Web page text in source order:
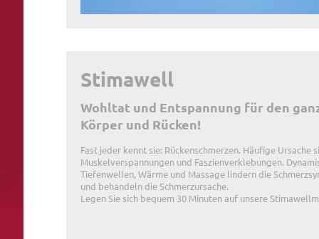
Stimawell
Wohltat und Entspannung für den
Körper und Rücken!
Fast jeder kennt sie: Rückenschmerzen. Häufige Ursache
Muskelverspannungen und Faszienverklebungen.
Tiefenwellen, Wärme und Massage lindern die
und behandeln die Schmerzursache.
Legen Sie sich bequem 30 Minuten auf unsere